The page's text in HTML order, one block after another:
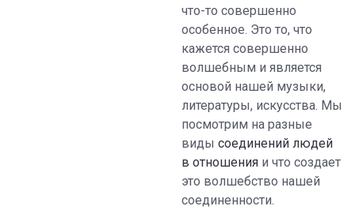
что-то совершенно
особенное. Это то, что
кажется совершенно
волшебным и является
основой нашей музыки,
литературы, искусства. Мы
посмотрим на разные
виды соединений людей
в отношения и что создает
это волшебство нашей
соединенности.